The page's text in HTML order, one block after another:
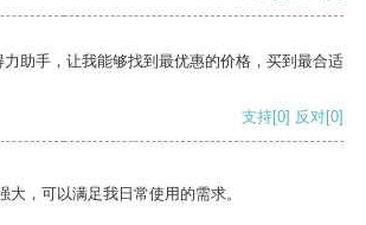
助手，让我能够找到最优惠的价格，买到最合适
支持[0] 反对[0]
大，可以满足我日常使用的需求。